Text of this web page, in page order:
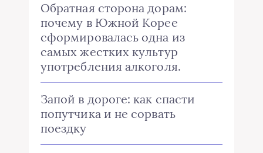
Обратная сторона дорам:
почему в Южной Корее
сформировалась одна из
самых жестких культур
употребления алкоголя.
Запой в дороге: как спасти
попутчика и не сорвать
поездку